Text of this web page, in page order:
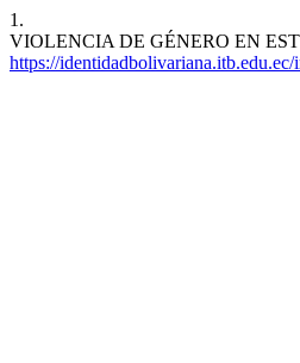
1.
VIOLENCIA DE GÉNERO EN
https://